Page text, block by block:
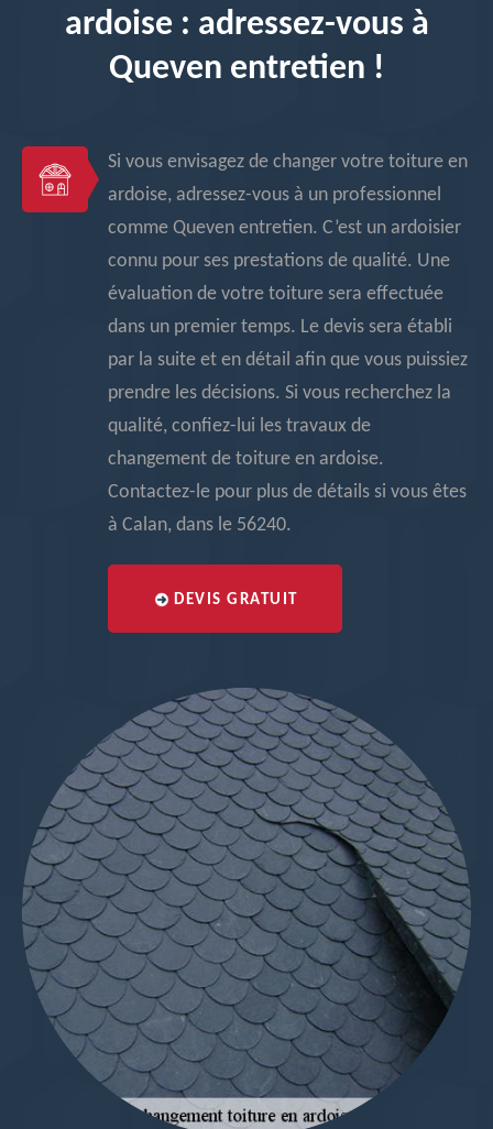
ardoise : adressez-vous à
Queven entretien !
Si vous envisagez de changer votre toiture en
ardoise, adressez-vous à un professionnel
comme Queven entretien. C’est un ardoisier
connu pour ses prestations de qualité. Une
évaluation de votre toiture sera effectuée
dans un premier temps. Le devis sera établi
par la suite et en détail afin que vous puissiez
prendre les décisions. Si vous recherchez la
qualité, confiez-lui les travaux de
changement de toiture en ardoise.
Contactez-le pour plus de détails si vous êtes
à Calan, dans le 56240.
DEVIS GRATUIT